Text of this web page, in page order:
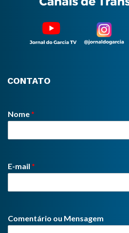
CONTATO
Nome*
E-mail *
Comentário ou Mensagem